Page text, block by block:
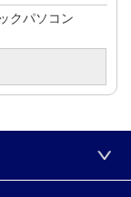
クパソコン